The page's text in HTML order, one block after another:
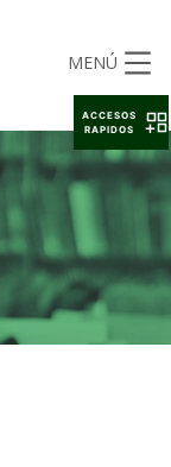
MENÚ
ACCESOS
RAPIDOS